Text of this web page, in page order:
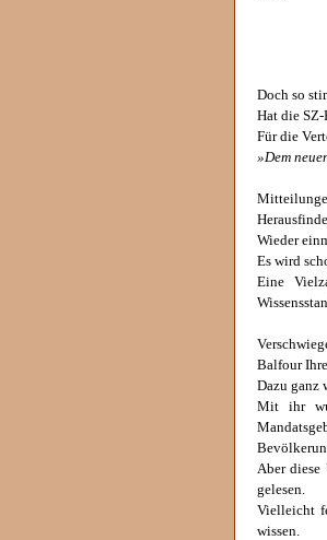
Doch so
Hat die
Für die
»Dem
Wieder
Es wird
Eine
Balfour
Dazu ganz
Mit ihr
Aber
gelesen.
Vielleicht
wissen.